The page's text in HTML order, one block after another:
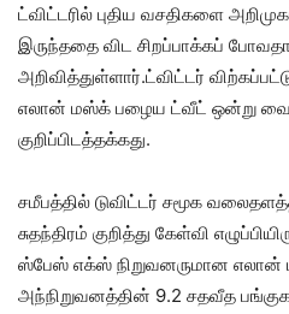
ட்விட்டரில் புதிய வசதிகளை
இருந்ததை விட சிறப்பாக்கப்
அறிவித்துள்ளார்.ட்விட்டர்
எலான் மஸ்க் பழைய ட்வீட் ஒன்று
குறிப்பிடத்தக்கது.
சமீபத்தில் டுவிட்டர் சமூக
சுதந்திரம் குறித்து கேள்வி
ஸ்பேஸ் எக்ஸ் நிறுவனருமான
அந்நிறுவனத்தின் 9.2 சதவீத